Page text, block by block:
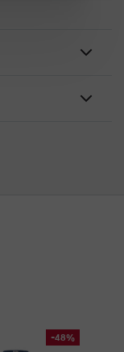
-48%